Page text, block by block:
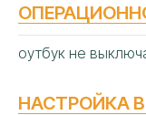
оутбук не
НАСТРОЙКА